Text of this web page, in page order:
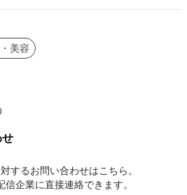
美容
せ
するお問い合わせはこちら。
信企業に直接連絡できます。